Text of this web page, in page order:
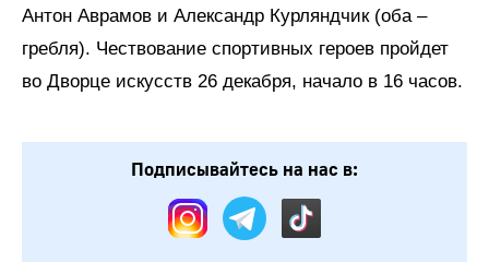
Антон Аврамов и Александр Курляндчик (оба –
гребля). Чествование спортивных героев пройдет
во Дворце искусств 26 декабря, начало в 16 часов.
Подписывайтесь на нас в: